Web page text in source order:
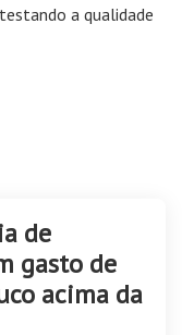
a qualidade
de
gasto de
acima da